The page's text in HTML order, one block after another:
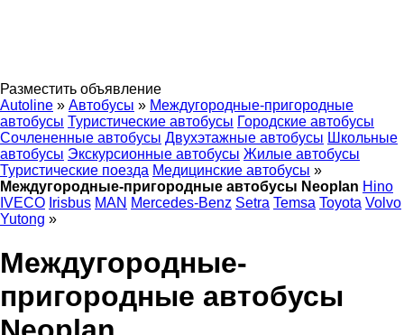
Разместить объявление
Autoline » Автобусы » Междугородные-пригородные
автобусы Туристические автобусы Городские автобусы
Сочлененные автобусы Двухэтажные автобусы Школьные
автобусы Экскурсионные автобусы Жилые автобусы
Туристические поезда Медицинские автобусы »
Междугородные-пригородные автобусы Neoplan Hino
IVECO Irisbus MAN Mercedes-Benz Setra Temsa Toyota Volvo
Yutong »
Междугородные-
пригородные автобусы